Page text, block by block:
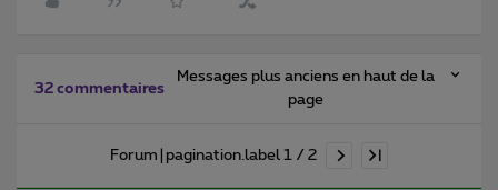
32 commentaires
Messages plus anciens en haut de la
page
Forum|pagination.label 1 / 2